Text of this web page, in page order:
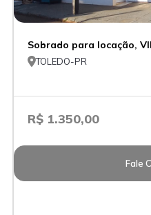
Sobrado para locação,
TOLEDO-PR
R$ 1.350,00
Fale